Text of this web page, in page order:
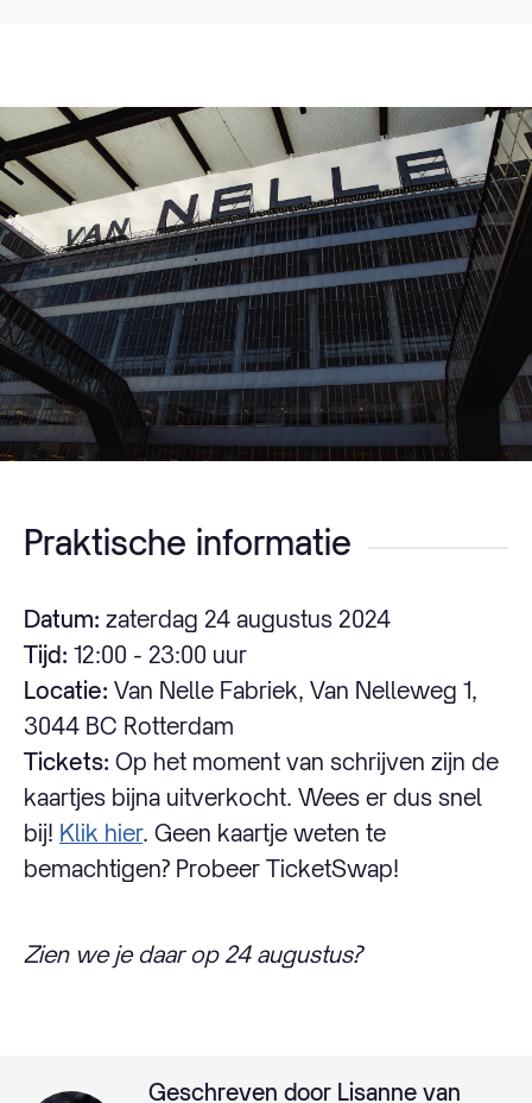
Praktische informatie
Datum: zaterdag 24 augustus 2024
Tijd: 12:00 - 23:00 uur
Locatie: Van Nelle Fabriek, Van Nelleweg 1,
3044 BC Rotterdam
Tickets: Op het moment van schrijven zijn de
kaartjes bijna uitverkocht. Wees er dus snel
bij! Klik hier. Geen kaartje weten te
bemachtigen? Probeer TicketSwap!
Zien we je daar op 24 augustus?
Geschreven door Lisanne van